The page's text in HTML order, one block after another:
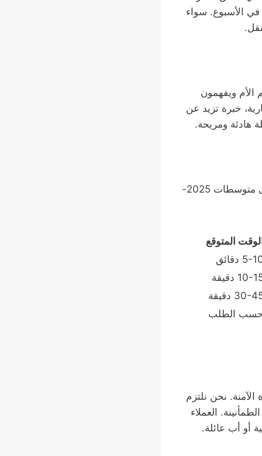
24 ساعة يومياً، 7 أيام في الأسبوع. سواء
الأم ويفهمون
خبرة تزيد عن
مقارنة بالمنافسين، نقدم أفضل قيمة مقابل المال. إليك جدولاً تقريبياً للأسعار (بناءً على متوسطات 2025-
المتوقع
10 دقائق
15 دقيقة
45 دقيقة
الطلب
نحن نلتزم
العملاء
أو أب عائلة.